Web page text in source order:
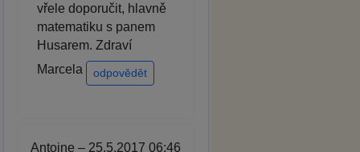
vřele doporučit, hlavně
matematiku s panem
Husarem. Zdraví
Marcela
odpovědět
Antoine – 25.5.2017 06:46